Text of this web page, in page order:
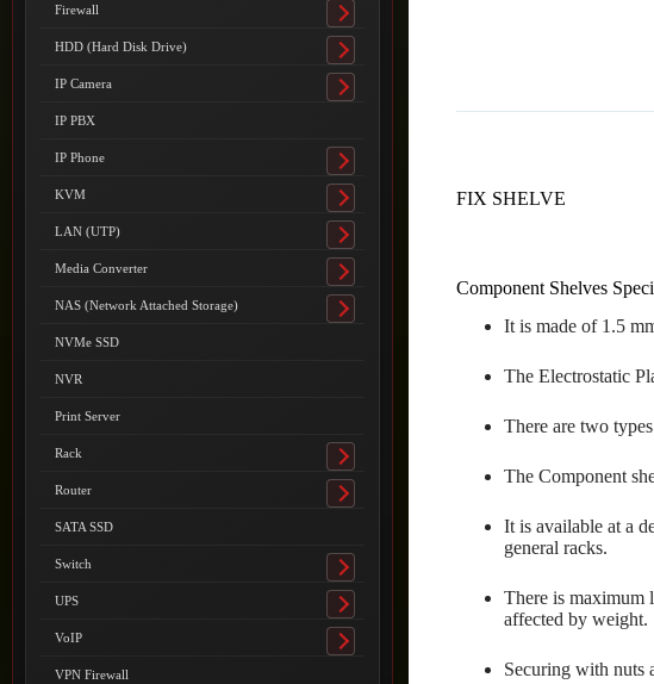
FIX SHELVE
Component Shelves
It is made of 1.5
The Electrostatic
There are two
The Component
It is available at a
general racks.
There is maximum
affected by weight.
Securing with nuts
submenu
Firewall
Toggle
submenu
HDD (Hard Disk Drive)
Toggle
submenu
IP Camera
Toggle
IP PBX
IP Phone
Toggle
submenu
KVM
Toggle
submenu
LAN (UTP)
Toggle
submenu
Media Converter
Toggle
submenu
NAS (Network Attached Storage)
Toggle
NVMe SSD
NVR
Print Server
Rack
Toggle
submenu
Router
Toggle
SATA SSD
Switch
Toggle
submenu
UPS
Toggle
submenu
VoIP
Toggle
VPN Firewall